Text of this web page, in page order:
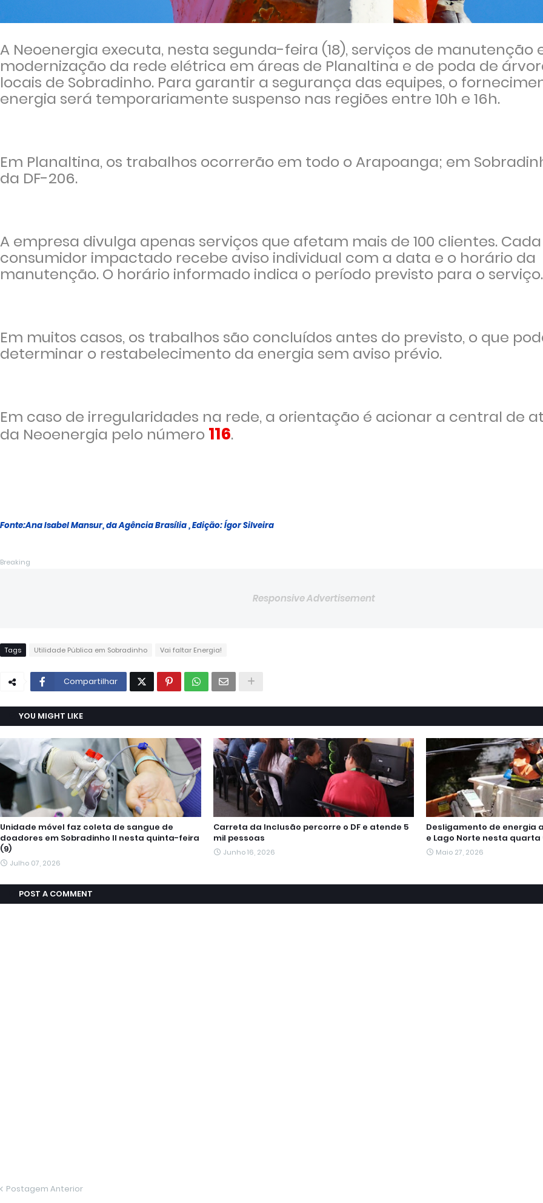
A Neoenergia executa, nesta segunda-feira (18), serviços de manutenção
modernização da rede elétrica em áreas de Planaltina e de poda de
locais de Sobradinho. Para garantir a segurança das equipes, o
energia será temporariamente suspenso nas regiões entre 10h e 16h.
Em Planaltina, os trabalhos ocorrerão em todo o Arapoanga; em
da DF-206.
A empresa divulga apenas serviços que afetam mais de 100 clientes. Cada
consumidor impactado recebe aviso individual com a data e o horário da
manutenção. O horário informado indica o período previsto para o serviço.
Em muitos casos, os trabalhos são concluídos antes do previsto, o que
determinar o restabelecimento da energia sem aviso prévio.
Em caso de irregularidades na rede, a orientação é acionar a central de
da Neoenergia pelo número 116.
Fonte:Ana Isabel Mansur, da Agência Brasília , Edição: Ígor Silveira
Breaking
Responsive Advertisement
Tags Utilidade Pública em Sobradinho Vai faltar Energia!
Compartilhar
YOU MIGHT LIKE
Unidade móvel faz coleta de sangue de
doadores em Sobradinho II nesta quinta-feira
(9)
Julho 07, 2026
Carreta da Inclusão percorre o DF e atende 5
mil pessoas
Junho 16, 2026
Desligamento de energia
e Lago Norte nesta quarta
Maio 27, 2026
POST A COMMENT
Postagem Anterior